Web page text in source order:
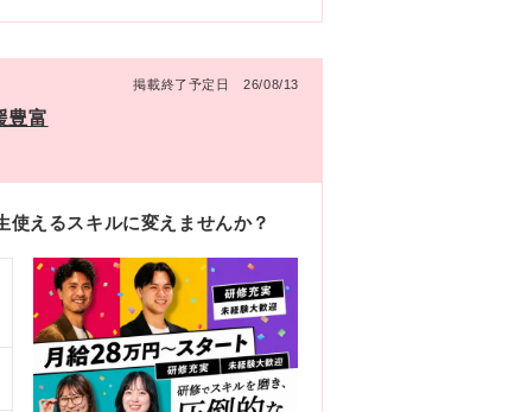
掲載終了予定日 26/08/13
豊富
えるスキルに変えませんか？